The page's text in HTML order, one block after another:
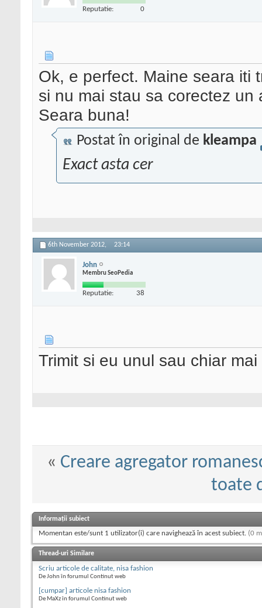
Reputatie: 0
Ok, e perfect. Maine seara iti
si nu mai stau sa corectez un
Seara buna!
Postat în original de kleampa
Exact asta cer
6th November 2012, 23:14
John
Membru SeoPedia
Reputatie: 38
Trimit si eu unul sau chiar
« Creare agregator
toate
Informații subiect
Momentan este/sunt 1 utilizator(i) care navighează în acest subiect. (0
Thread-uri Similare
Scriu articole de calitate, nisa fashion
De John în forumul Continut web
[cumpar] articole nisa fashion
De MaXz în forumul Continut web